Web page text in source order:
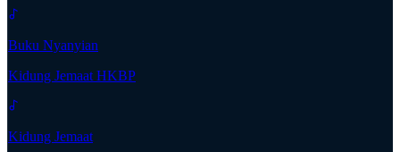
Buku Nyanyian
Kidung Jemaat HKBP
Kidung Jemaat